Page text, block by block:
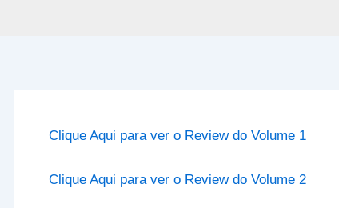
Clique Aqui para ver o Review do Volume 1
Clique Aqui para ver o Review do Volume 2